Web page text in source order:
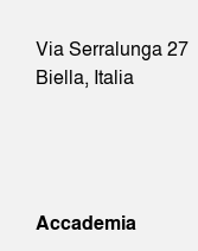
Via Serralunga 27
Biella, Italia
Accademia